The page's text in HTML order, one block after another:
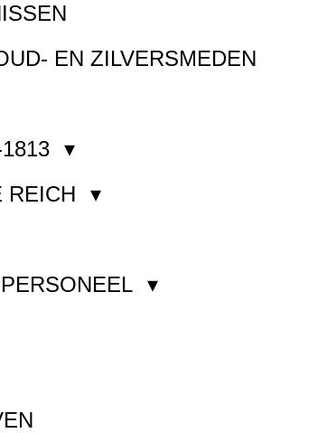
EN ZILVERSMEDEN
REICH